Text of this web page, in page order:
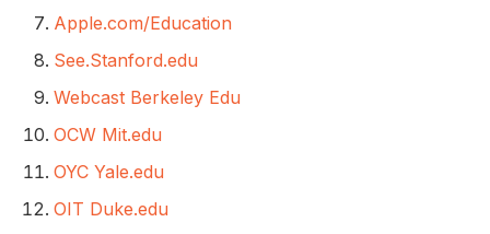
Apple.com/Education
See.Stanford.edu
Webcast Berkeley Edu
OCW Mit.edu
OYC Yale.edu
OIT Duke.edu